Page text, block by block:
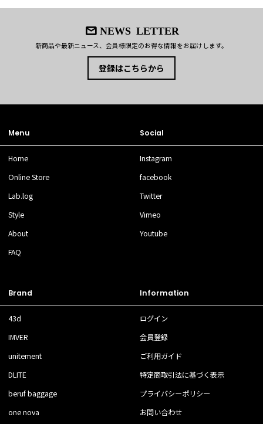
NEWS LETTER
新商品や最新ニュース、会員様限定のお得な情報をお届けします。
登録はこちらから
Menu
Home
Online Store
Lab.log
Style
About
FAQ
Brand
43d
IMVER
unitement
DLITE
beruf baggage
one nova
Social
Instagram
facebook
Twitter
Vimeo
Youtube
Information
ログイン
会員登録
ご利用ガイド
特定商取引法に基づく表示
プライバシーポリシー
お問い合わせ